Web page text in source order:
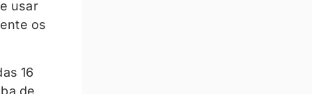
usar
os
16
de